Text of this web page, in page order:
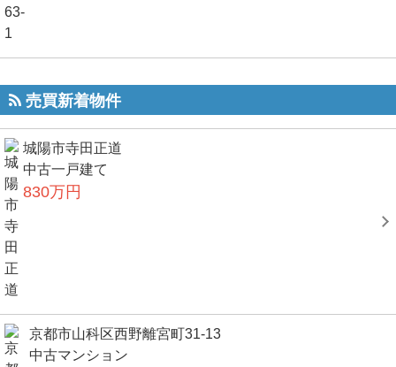
売買新着物件
城陽市寺田正道
中古一戸建て
830万円
京都市山科区西野離宮町31-13
中古マンション